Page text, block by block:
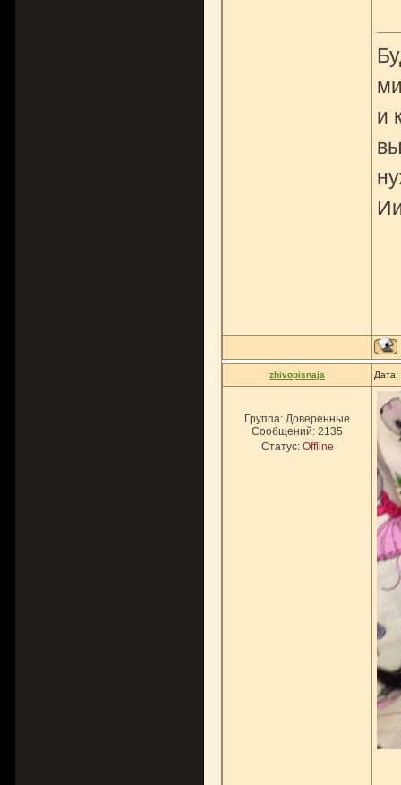
и
zhivopisnaja Дата:
Группа: Доверенные
Сообщений: 2135
Статус: Offline